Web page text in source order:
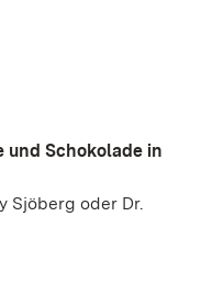
und Schokolade in
Sjöberg oder Dr.